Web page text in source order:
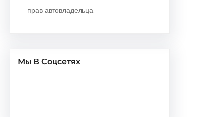
прав автовладельца.
Мы В Соцсетях